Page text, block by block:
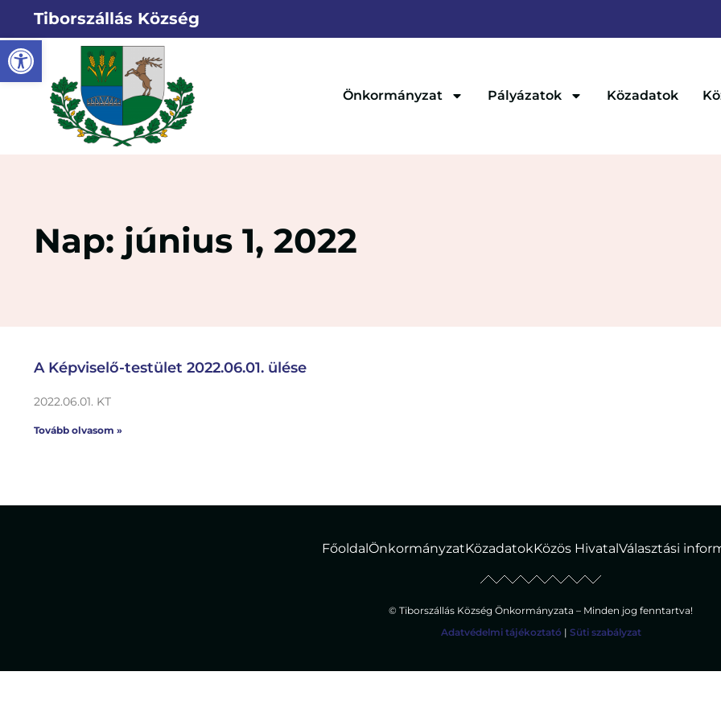
Eszköztár megnyitása
Tiborszállás Község
Önkormányzat Pályázatok Közadatok
Nap: június 1, 2022
A Képviselő-testület 2022.06.01. ülése
2022.06.01. KT
Tovább olvasom »
FőoldalÖnkormányzatKözadatokKözös HivatalVálasztási
© Tiborszállás Község Önkormányzata – Minden jog fenntartva!
Adatvédelmi tájékoztató | Süti szabályzat